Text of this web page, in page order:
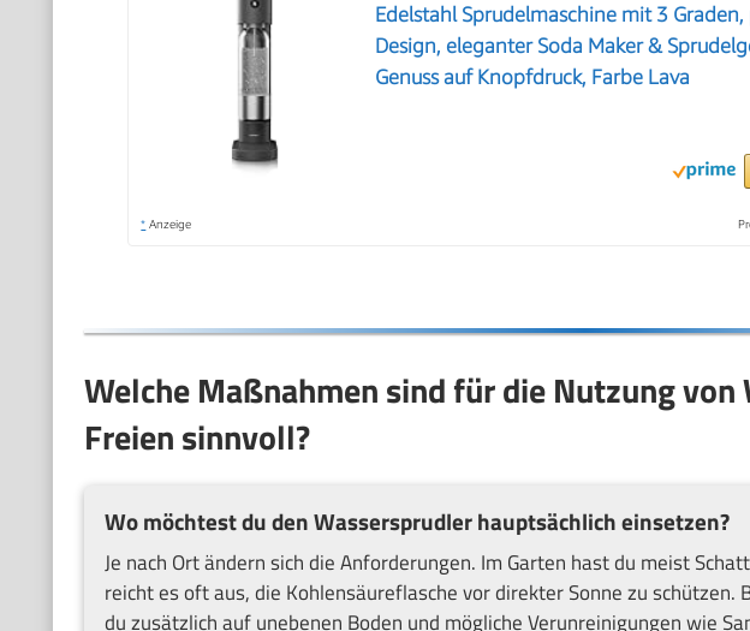
Edelstahl Sprudelmaschine mit 3
Design, eleganter Soda Maker &
Genuss auf Knopfdruck, Farbe Lava
* Anzeige
Welche Maßnahmen sind für die Nutzung
Freien sinnvoll?
Wo möchtest du den Wassersprudler hauptsächlich einsetzen?
Je nach Ort ändern sich die Anforderungen. Im Garten hast du meist
reicht es oft aus, die Kohlensäureflasche vor direkter Sonne zu schützen.
du zusätzlich auf unebenen Boden und mögliche Verunreinigungen wie